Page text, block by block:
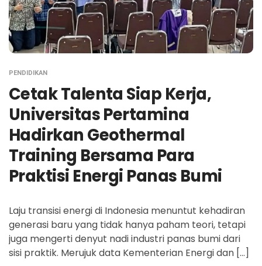
PENDIDIKAN
Cetak Talenta Siap Kerja,
Universitas Pertamina
Hadirkan Geothermal
Training Bersama Para
Praktisi Energi Panas Bumi
Laju transisi energi di Indonesia menuntut kehadiran
generasi baru yang tidak hanya paham teori, tetapi
juga mengerti denyut nadi industri panas bumi dari
sisi praktik. Merujuk data Kementerian Energi dan […]